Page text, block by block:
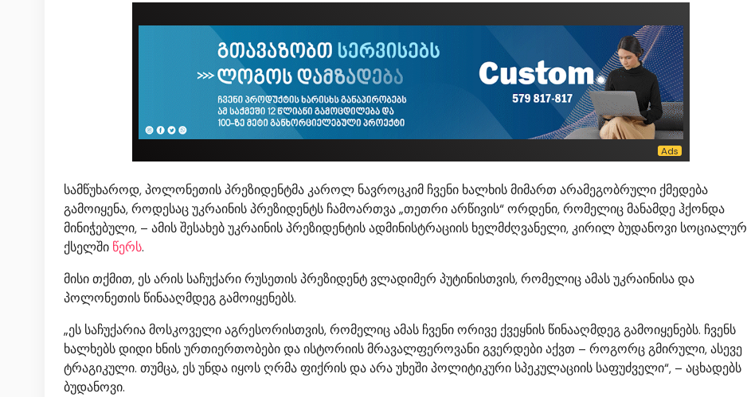
სამწუხაროდ, პოლონეთის პრეზიდენტმა კაროლ ნავროცკიმ ჩვენი ხალხის მიმართ არამეგობრული ქმედება
გამოიყენა, როდესაც უკრაინის პრეზიდენტს ჩამოართვა „თეთრი არწივის“ ორდენი, რომელიც მანამდე ჰქონდა
მინიჭებული, – ამის შესახებ უკრაინის პრეზიდენტის ადმინისტრაციის ხელმძღვანელი, კირილ ბუდანოვი სოციალურ
ქსელში წერს.
მისი თქმით, ეს არის საჩუქარი რუსეთის პრეზიდენტ ვლადიმერ პუტინისთვის, რომელიც ამას უკრაინისა და
პოლონეთის წინააღმდეგ გამოიყენებს.
„ეს საჩუქარია მოსკოველი აგრესორისთვის, რომელიც ამას ჩვენი ორივე ქვეყნის წინააღმდეგ გამოიყენებს. ჩვენს
ხალხებს დიდი ხნის ურთიერთობები და ისტორიის მრავალფეროვანი გვერდები აქვთ – როგორც გმირული, ასევე
ტრაგიკული. თუმცა, ეს უნდა იყოს ღრმა ფიქრის და არა უხეში პოლიტიკური სპეკულაციის საფუძველი“, – აცხადებს
ბუდანოვი.